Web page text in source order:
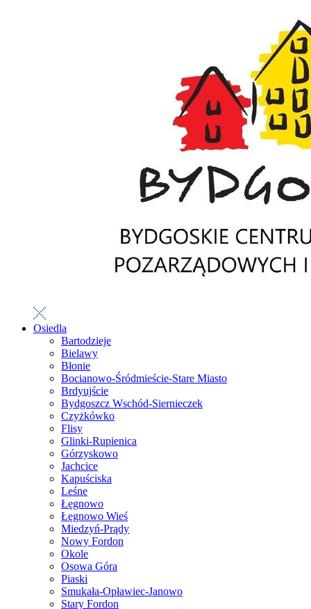
Osiedla
Bartodzieje
Bielawy
Błonie
Bocianowo-Śródmieście-Stare Miasto
Brdyujście
Bydgoszcz Wschód-Siernieczek
Czyżkówko
Flisy
Glinki-Rupienica
Górzyskowo
Jachcice
Kapuściska
Leśne
Łęgnowo
Łęgnowo Wieś
Miedzyń-Prądy
Nowy Fordon
Okole
Osowa Góra
Piaski
Smukała-Opławiec-Janowo
Stary Fordon